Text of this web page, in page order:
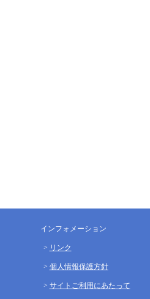
インフォメーション
リンク
個人情報保護方針
サイトご利用にあたって